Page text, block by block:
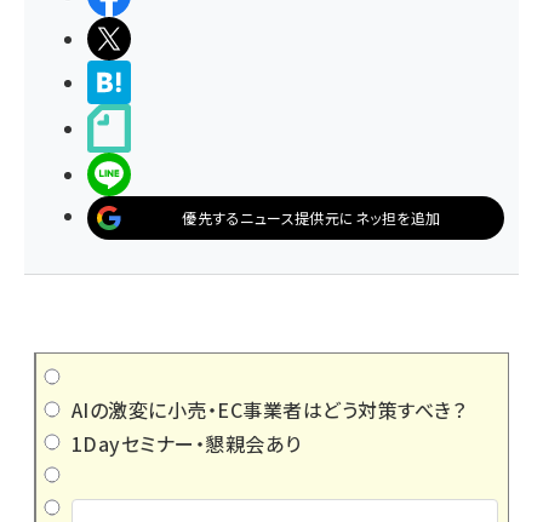
優先するニュース提供元にネッ担を追加
AIの激変に小売・EC事業者はどう対策すべき？
1Dayセミナー・懇親会あり